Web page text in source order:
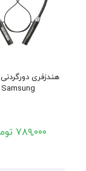
هندزفری دورگردنی مگنتی
Samsung
۷۸۹,۰۰۰ تومان